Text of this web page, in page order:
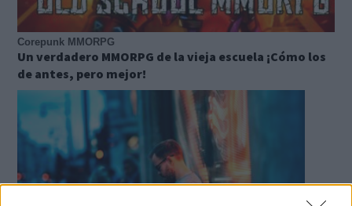
Corepunk MMORPG
Un verdadero MMORPG de la vieja escuela ¡Cómo los
de antes, pero mejor!